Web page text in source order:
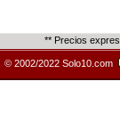
** Precios
© 2002/2022 Solo10.com